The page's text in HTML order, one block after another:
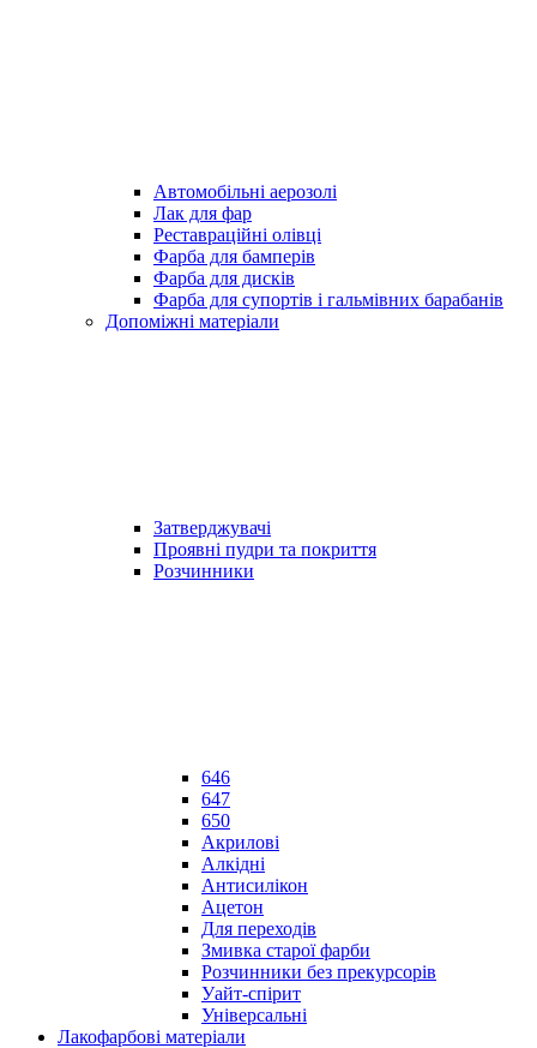
Автомобільні аерозолі
Лак для фар
Реставраційні олівці
Фарба для бамперів
Фарба для дисків
Фарба для супортів і гальмівних барабанів
Допоміжні матеріали
Затверджувачі
Проявні пудри та покриття
Розчинники
646
647
650
Акрилові
Алкідні
Антисилікон
Ацетон
Для переходів
Змивка старої фарби
Розчинники без прекурсорів
Уайт-спірит
Універсальні
Лакофарбові матеріали